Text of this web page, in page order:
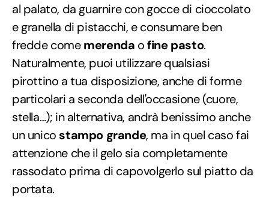
al palato, da guarnire con gocce di cioccolato
e granella di pistacchi, e consumare ben
fredde comemerenda ofine pasto.
Naturalmente, puoi utilizzare qualsiasi
pirottino a tua disposizione, anche di forme
particolari a seconda dell'occasione (cuore,
stella…); in alternativa, andrà benissimo anche
un unico stampo grande, ma in quel caso fai
attenzione che il gelo sia completamente
rassodato prima di capovolgerlo sul piatto da
portata.